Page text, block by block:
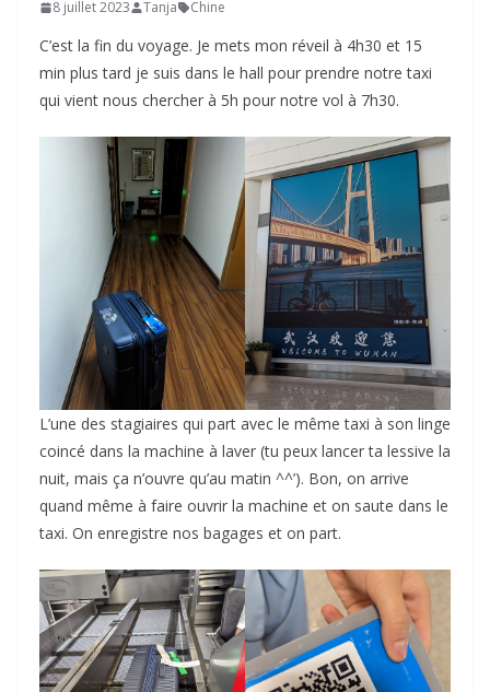
8 juillet 2023 Tanja Chine
C’est la fin du voyage. Je mets mon réveil à 4h30 et 15
min plus tard je suis dans le hall pour prendre notre taxi
qui vient nous chercher à 5h pour notre vol à 7h30.
L’une des stagiaires qui part avec le même taxi à son linge
coincé dans la machine à laver (tu peux lancer ta lessive la
nuit, mais ça n’ouvre qu’au matin ^^’). Bon, on arrive
quand même à faire ouvrir la machine et on saute dans le
taxi. On enregistre nos bagages et on part.